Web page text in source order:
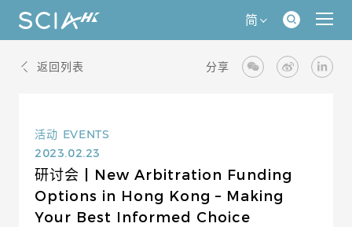
简
返回列表 分享
活动 EVENTS
2023.02.23
研讨会 | New Arbitration Funding
Options in Hong Kong – Making
Your Best Informed Choice